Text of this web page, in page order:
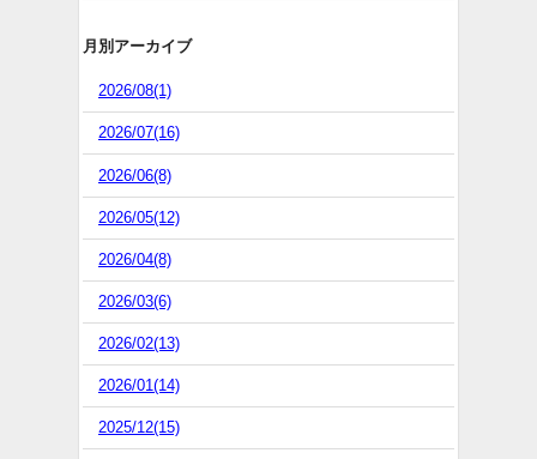
月別アーカイブ
2026/08(1)
2026/07(16)
2026/06(8)
2026/05(12)
2026/04(8)
2026/03(6)
2026/02(13)
2026/01(14)
2025/12(15)